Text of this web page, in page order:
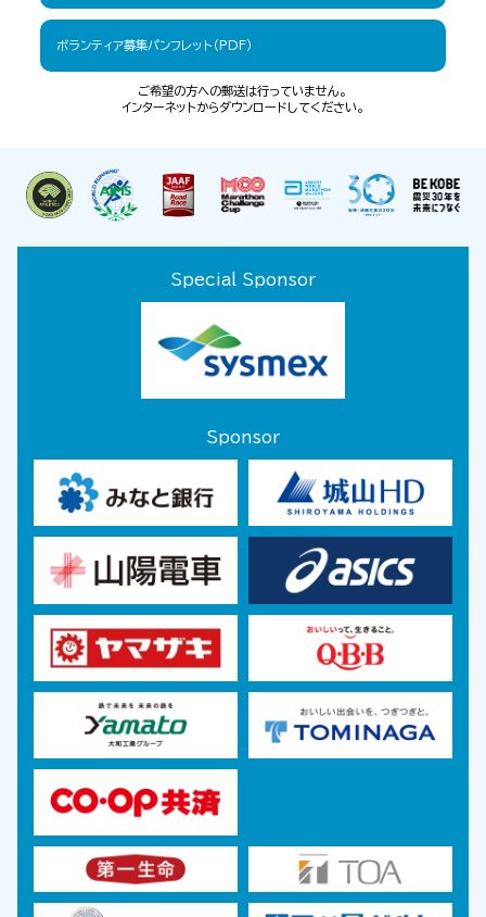
ボランティア募集パンフレット（PDF）
ご希望の方への郵送は行っていません。
インターネットからダウンロードしてください。
Special Sponsor
Sponsor